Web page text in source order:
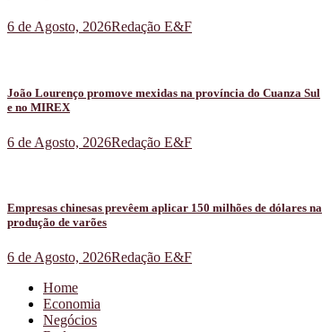
6 de Agosto, 2026Redação E&F
João Lourenço promove mexidas na província do Cuanza Sul
e no MIREX
6 de Agosto, 2026Redação E&F
Empresas chinesas prevêem aplicar 150 milhões de dólares na
produção de varões
6 de Agosto, 2026Redação E&F
Home
Economia
Negócios